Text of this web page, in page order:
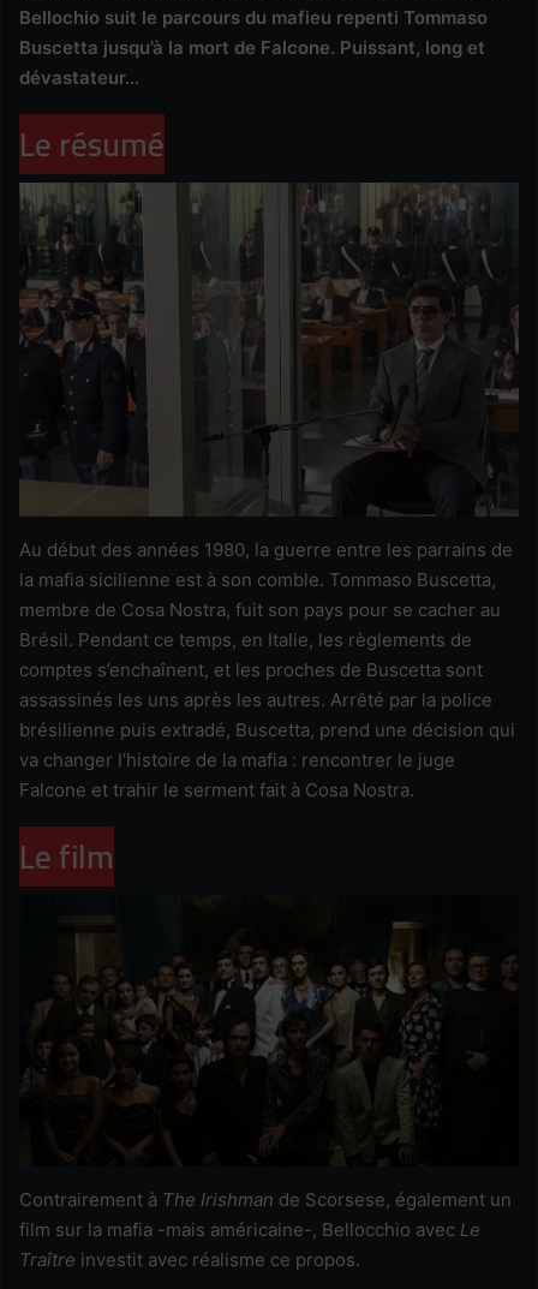
Bellochio suit le parcours du mafieu repenti Tommaso
Buscetta jusqu’à la mort de Falcone. Puissant, long et
dévastateur…
Le résumé
Au début des années 1980, la guerre entre les parrains de
la mafia sicilienne est à son comble. Tommaso Buscetta,
membre de Cosa Nostra, fuit son pays pour se cacher au
Brésil. Pendant ce temps, en Italie, les règlements de
comptes s’enchaînent, et les proches de Buscetta sont
assassinés les uns après les autres. Arrêté par la police
brésilienne puis extradé, Buscetta, prend une décision qui
va changer l’histoire de la mafia : rencontrer le juge
Falcone et trahir le serment fait à Cosa Nostra.
Le film
Contrairement à The Irishman de Scorsese, également un
film sur la mafia -mais américaine-, Bellocchio avec Le
Traître investit avec réalisme ce propos.